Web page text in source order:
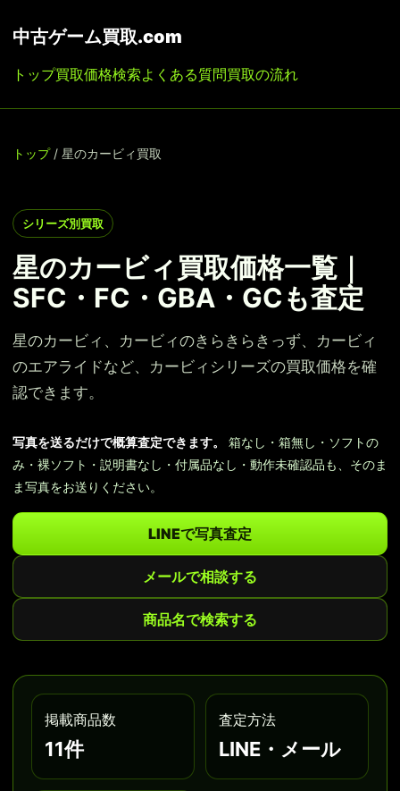
中古ゲーム買取.com
トップ買取価格検索よくある質問買取の流れ
トップ/ 星のカービィ買取
シリーズ別買取
星のカービィ買取価格一覧｜
SFC・FC・GBA・GCも査定
星のカービィ、カービィのきらきらきっず、カービィ
のエアライドなど、カービィシリーズの買取価格を確
認できます。
写真を送るだけで概算査定できます。
箱なし・箱無し・ソフトの
み・裸ソフト・説明書なし・付属品なし・動作未確認品も、そのま
ま写真をお送りください。
LINEで写真査定
メールで相談する
商品名で検索する
掲載商品数
11件
査定方法
LINE・メール